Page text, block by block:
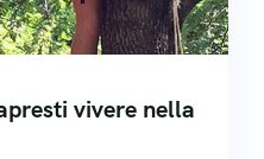
vivere nella